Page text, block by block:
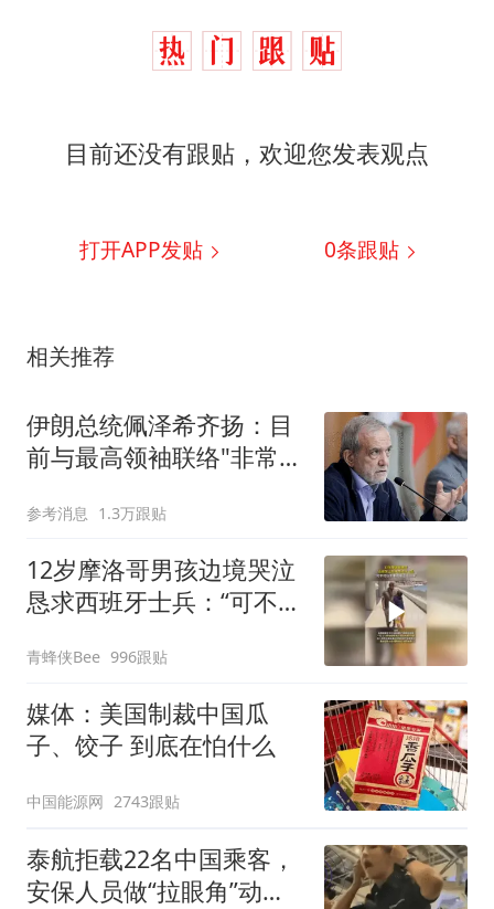
目前还没有跟贴，欢迎您发表观点
打开APP发贴 0条跟贴
相关推荐
伊朗总统佩泽希齐扬：目
前与最高领袖联络"非常困
参考消息 1.3万跟贴
12岁摩洛哥男孩边境哭泣
恳求西班牙士兵：“可不可
青蜂侠Bee 996跟贴
媒体：美国制裁中国瓜
子、饺子 到底在怕什么
中国能源网 2743跟贴
泰航拒载22名中国乘客，
安保人员做“拉眼角”动